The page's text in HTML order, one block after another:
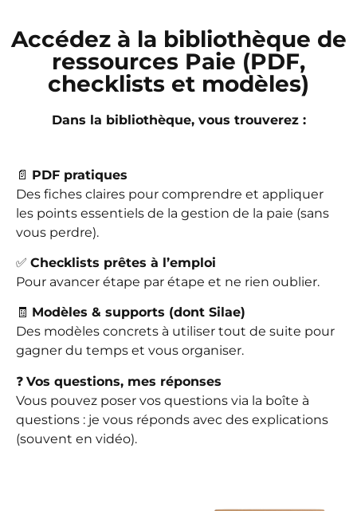
Accédez à la bibliothèque de
ressources Paie (PDF,
checklists et modèles)
Dans la bibliothèque, vous trouverez :
📄 PDF pratiques
Des fiches claires pour comprendre et appliquer
les points essentiels de la gestion de la paie (sans
vous perdre).
✅ Checklists prêtes à l’emploi
Pour avancer étape par étape et ne rien oublier.
🧾 Modèles & supports (dont Silae)
Des modèles concrets à utiliser tout de suite pour
gagner du temps et vous organiser.
❓ Vos questions, mes réponses
Vous pouvez poser vos questions via la boîte à
questions : je vous réponds avec des explications
(souvent en vidéo).